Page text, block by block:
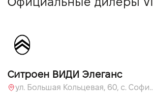
Ситроен ВИДИ Элеганс
ул. Большая Кольцевая, 60, с.